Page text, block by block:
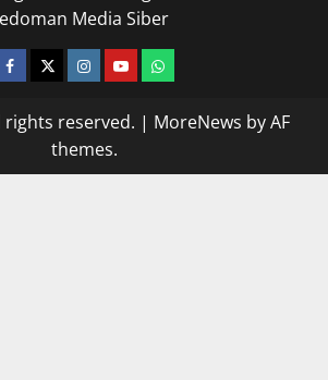
Media Siber
facebooktwitterinstagram.com
youtubewhatsapp
reserved. | MoreNews by AF
themes.